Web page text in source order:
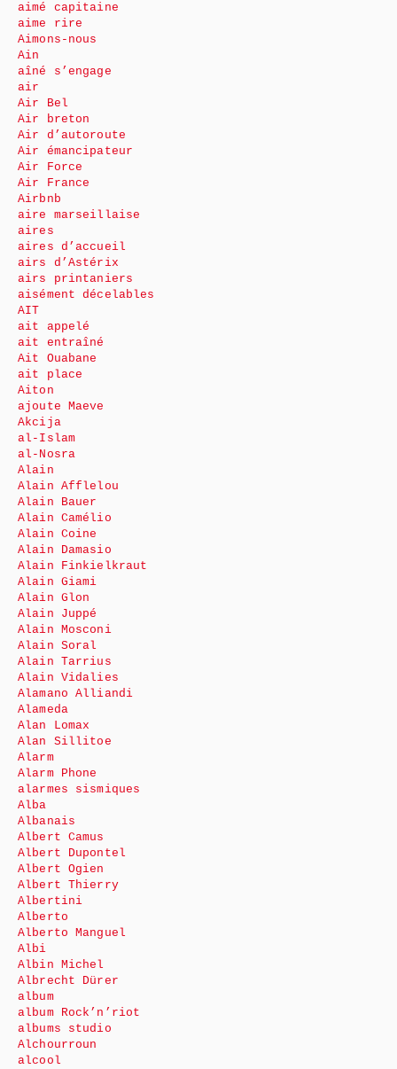
aimé capitaine
aime rire
Aimons-nous
Ain
aîné s’engage
air
Air Bel
Air breton
Air d’autoroute
Air émancipateur
Air Force
Air France
Airbnb
aire marseillaise
aires
aires d’accueil
airs d’Astérix
airs printaniers
aisément décelables
AIT
ait appelé
ait entraîné
Ait Ouabane
ait place
Aiton
ajoute Maeve
Akcija
al-Islam
al-Nosra
Alain
Alain Afflelou
Alain Bauer
Alain Camélio
Alain Coine
Alain Damasio
Alain Finkielkraut
Alain Giami
Alain Glon
Alain Juppé
Alain Mosconi
Alain Soral
Alain Tarrius
Alain Vidalies
Alamano Alliandi
Alameda
Alan Lomax
Alan Sillitoe
Alarm
Alarm Phone
alarmes sismiques
Alba
Albanais
Albert Camus
Albert Dupontel
Albert Ogien
Albert Thierry
Albertini
Alberto
Alberto Manguel
Albi
Albin Michel
Albrecht Dürer
album
album Rock’n’riot
albums studio
Alchourroun
alcool